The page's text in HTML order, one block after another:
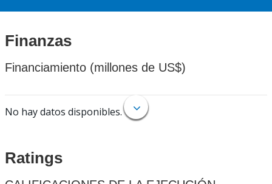
Finanzas
Financiamiento (millones de US$)
No hay datos disponibles.
Ratings